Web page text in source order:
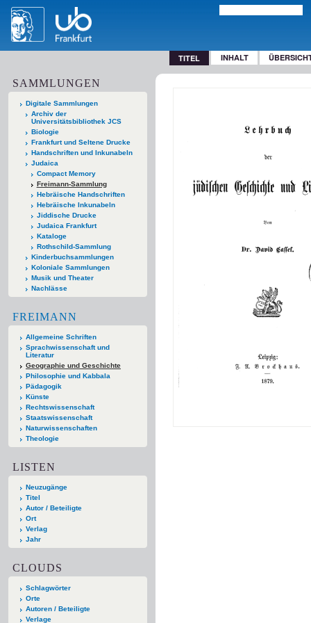
TITEL INHALT
SAMMLUNGEN
Digitale Sammlungen
Archiv der
Universitätsbibliothek JCS
Biologie
Frankfurt und Seltene Drucke
Handschriften und Inkunabeln
Judaica
Compact Memory
Freimann-Sammlung
Hebräische Handschriften
Hebräische Inkunabeln
Jiddische Drucke
Judaica Frankfurt
Kataloge
Rothschild-Sammlung
Kinderbuchsammlungen
Koloniale Sammlungen
Musik und Theater
Nachlässe
FREIMANN
Allgemeine Schriften
Sprachwissenschaft und
Literatur
Geographie und Geschichte
Philosophie und Kabbala
Pädagogik
Künste
Rechtswissenschaft
Staatswissenschaft
Naturwissenschaften
Theologie
LISTEN
Neuzugänge
Titel
Autor / Beteiligte
Ort
Verlag
Jahr
CLOUDS
Schlagwörter
Orte
Autoren / Beteiligte
Verlage